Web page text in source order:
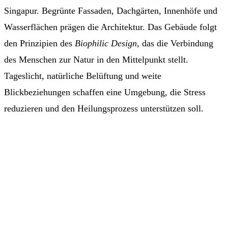
Singapur. Begrünte Fassaden, Dachgärten, Innenhöfe und
Wasserflächen prägen die Architektur. Das Gebäude folgt
den Prinzipien des Biophilic Design, das die Verbindung
des Menschen zur Natur in den Mittelpunkt stellt.
Tageslicht, natürliche Belüftung und weite
Blickbeziehungen schaffen eine Umgebung, die Stress
reduzieren und den Heilungsprozess unterstützen soll.